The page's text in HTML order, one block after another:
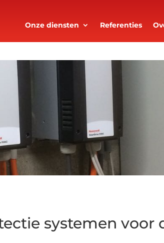
Onze diensten Referenties
systemen voor